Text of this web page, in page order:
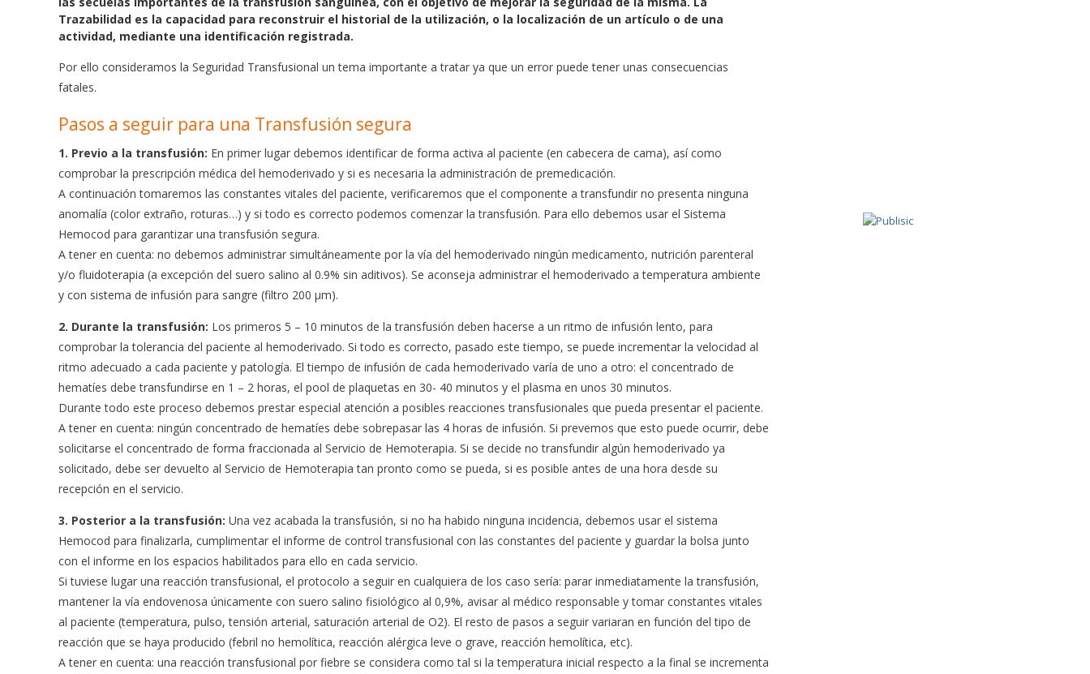
b
o
k
s
A
p
l
Trazabilidad es la capacidad para reconstruir el historial de la utilización, o la localización de un artículo o de una
actividad, mediante una identificación registrada.
Por ello consideramos la Seguridad Transfusional un tema importante a tratar ya que un error puede tener unas consecuencias
fatales.
Pasos a seguir para una Transfusión segura
1. Previo a la transfusión: En primer lugar debemos identificar de forma activa al paciente (en cabecera de cama), así como
comprobar la prescripción médica del hemoderivado y si es necesaria la administración de premedicación.
A continuación tomaremos las constantes vitales del paciente, verificaremos que el componente a transfundir no presenta ninguna
anomalía (color extraño, roturas…) y si todo es correcto podemos comenzar la transfusión. Para ello debemos usar el Sistema
Hemocod para garantizar una transfusión segura.
A tener en cuenta: no debemos administrar simultáneamente por la vía del hemoderivado ningún medicamento, nutrición parenteral
y/o fluidoterapia (a excepción del suero salino al 0.9% sin aditivos). Se aconseja administrar el hemoderivado a temperatura ambiente
y con sistema de infusión para sangre (filtro 200 µm).
2. Durante la transfusión: Los primeros 5 – 10 minutos de la transfusión deben hacerse a un ritmo de infusión lento, para
comprobar la tolerancia del paciente al hemoderivado. Si todo es correcto, pasado este tiempo, se puede incrementar la velocidad al
ritmo adecuado a cada paciente y patología. El tiempo de infusión de cada hemoderivado varía de uno a otro: el concentrado de
hematíes debe transfundirse en 1 – 2 horas, el pool de plaquetas en 30- 40 minutos y el plasma en unos 30 minutos.
Durante todo este proceso debemos prestar especial atención a posibles reacciones transfusionales que pueda presentar el paciente.
A tener en cuenta: ningún concentrado de hematíes debe sobrepasar las 4 horas de infusión. Si prevemos que esto puede ocurrir, debe
solicitarse el concentrado de forma fraccionada al Servicio de Hemoterapia. Si se decide no transfundir algún hemoderivado ya
solicitado, debe ser devuelto al Servicio de Hemoterapia tan pronto como se pueda, si es posible antes de una hora desde su
recepción en el servicio.
3. Posterior a la transfusión: Una vez acabada la transfusión, si no ha habido ninguna incidencia, debemos usar el sistema
Hemocod para finalizarla, cumplimentar el informe de control transfusional con las constantes del paciente y guardar la bolsa junto
con el informe en los espacios habilitados para ello en cada servicio.
Si tuviese lugar una reacción transfusional, el protocolo a seguir en cualquiera de los caso sería: parar inmediatamente la transfusión,
mantener la vía endovenosa únicamente con suero salino fisiológico al 0,9%, avisar al médico responsable y tomar constantes vitales
al paciente (temperatura, pulso, tensión arterial, saturación arterial de O2). El resto de pasos a seguir variaran en función del tipo de
reacción que se haya producido (febril no hemolítica, reacción alérgica leve o grave, reacción hemolítica, etc).
A tener en cuenta: una reacción transfusional por fiebre se considera como tal si la temperatura inicial respecto a la final se incrementa